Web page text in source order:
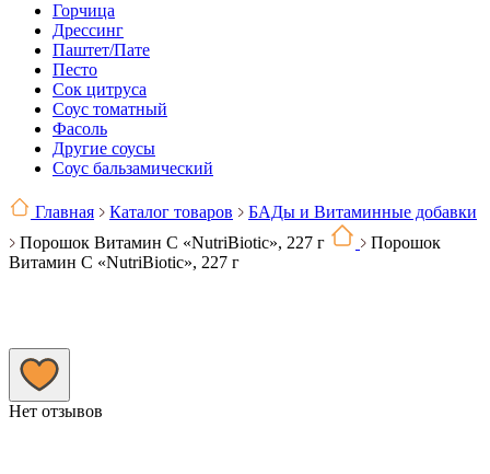
Горчица
Дрессинг
Паштет/Пате
Песто
Сок цитруса
Соус томатный
Фасоль
Другие соусы
Соус бальзамический
Главная Каталог товаров
БАДы и Витаминные добавки
Порошок Витамин С «NutriBiotic», 227 г
Порошок
Витамин С «NutriBiotic», 227 г
Нет отзывов